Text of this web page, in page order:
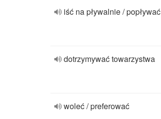
iść na pływalnie / popływać
dotrzymywać towarzystwa
woleć / preferować